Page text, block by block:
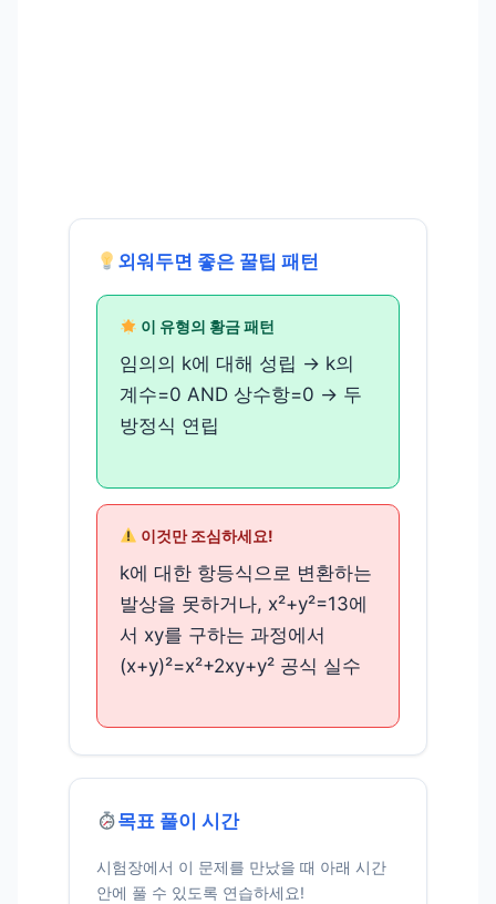
외워두면 좋은 꿀팁 패턴
이 유형의 황금 패턴
임의의 k에 대해 성립 → k의
계수=0 AND 상수항=0 → 두
방정식 연립
이것만 조심하세요!
k에 대한 항등식으로 변환하는
발상을 못하거나, x²+y²=13에
서 xy를 구하는 과정에서
(x+y)²=x²+2xy+y² 공식 실수
목표 풀이 시간
시험장에서 이 문제를 만났을 때 아래 시간
안에 풀 수 있도록 연습하세요!